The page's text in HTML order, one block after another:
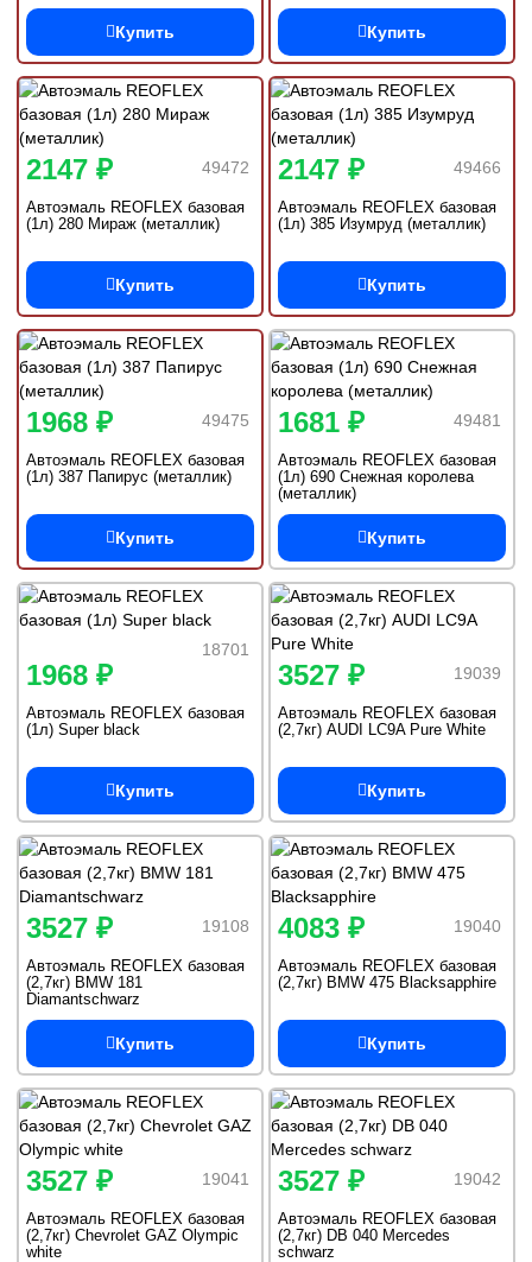
Купить Купить
49472
2147 ₽
Автоэмаль REOFLEX базовая
(1л) 280 Мираж (металлик)
Купить
49466
2147 ₽
Автоэмаль REOFLEX базовая
(1л) 385 Изумруд (металлик)
Купить
49475
1968 ₽
Автоэмаль REOFLEX базовая
(1л) 387 Папирус (металлик)
Купить
49481
1681 ₽
Автоэмаль REOFLEX базовая
(1л) 690 Снежная королева
(металлик)
Купить
18701
1968 ₽
Автоэмаль REOFLEX базовая
(1л) Super black
Купить
19039
3527 ₽
Автоэмаль REOFLEX базовая
(2,7кг) AUDI LC9A Pure White
Купить
19108
3527 ₽
Автоэмаль REOFLEX базовая
(2,7кг) BMW 181
Diamantschwarz
Купить
19040
4083 ₽
Автоэмаль REOFLEX базовая
(2,7кг) BMW 475 Blacksapphire
Купить
19041
3527 ₽
Автоэмаль REOFLEX базовая
(2,7кг) Chevrolet GAZ Olympic
white
19042
3527 ₽
Автоэмаль REOFLEX базовая
(2,7кг) DB 040 Mercedes
schwarz